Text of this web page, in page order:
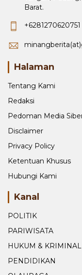
Barat.
+6281270620751
Halaman
Tentang Kami
Redaksi
Pedoman Media
Disclaimer
Privacy Policy
Ketentuan Khusus
Hubungi Kami
Kanal
POLITIK
PARIWISATA
HUKUM & KRIMINAL
PENDIDIKAN